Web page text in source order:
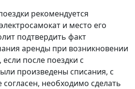
рекомендуется
и место его
подтвердить факт
аренды при возникновении
после поездки с
произведены списания, с
необходимо сделать